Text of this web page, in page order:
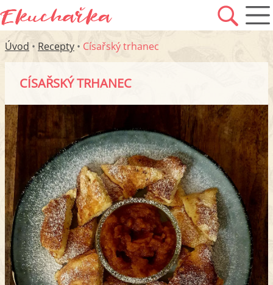
Úvod • Recepty • Císařský trhanec
CÍSAŘSKÝ TRHANEC